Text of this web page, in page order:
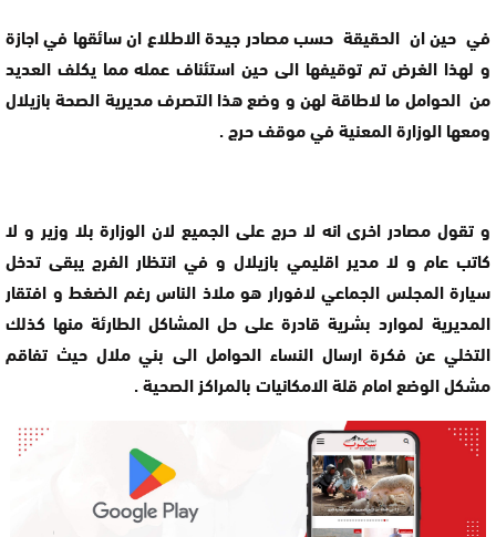
في حين ان الحقيقة حسب مصادر جيدة الاطلاع ان سائقها في اجازة
و لهذا الغرض تم توقيفها الى حين استئناف عمله مما يكلف العديد
من الحوامل ما لاطاقة لهن و وضع هذا التصرف مديرية الصحة بازيلال
ومعها الوزارة المعنية في موقف حرج .
و تقول مصادر اخرى انه لا حرج على الجميع لان الوزارة بلا وزير و لا
كاتب عام و لا مدير اقليمي بازيلال و في انتظار الفرج يبقى تدخل
سيارة المجلس الجماعي لافورار هو ملاذ الناس رغم الضغط و افتقار
المديرية لموارد بشرية قادرة على حل المشاكل الطارئة منها كذلك
التخلي عن فكرة ارسال النساء الحوامل الى بني ملال حيث تفاقم
مشكل الوضع امام قلة الامكانيات بالمراكز الصحية .